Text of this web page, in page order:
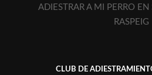
ADIESTRAR A MI PERRO
RASPEIG
CLUB DE